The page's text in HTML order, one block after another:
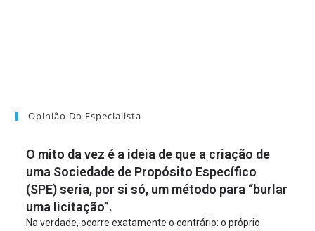
Opinião Do Especialista
O mito da vez é a ideia de que a criação de
uma Sociedade de Propósito Específico
(SPE) seria, por si só, um método para “burlar
uma licitação”.
Na verdade, ocorre exatamente o contrário: o próprio